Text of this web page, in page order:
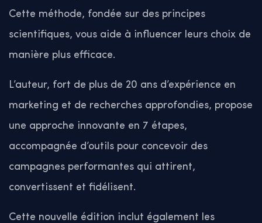
Cette méthode, fondée sur des principes
scientifiques, vous aide à influencer leurs choix de
manière plus efficace.
L’auteur, fort de plus de 20 ans d’expérience en
marketing et de recherches approfondies, propose
une approche innovante en 7 étapes,
accompagnée d’outils pour concevoir des
campagnes performantes qui attirent,
convertissent et fidélisent.
Cette nouvelle édition inclut également les